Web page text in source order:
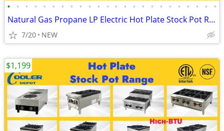
• • • • • • • • • • • • • • • • • • • • • • • •
Natural Gas Propane LP Electric Hot Plate Stock Pot Range
7/20 NEW
$1,199